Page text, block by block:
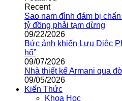
Recent
Sao nam đình đám bị
tỷ đồng phải tạm dừng
09/22/2026
Bức ảnh khiến Lưu Diệc
hổ”
09/07/2026
Nhà thiết kế Armani qua
09/05/2026
Kiến Thức
Khoa Học